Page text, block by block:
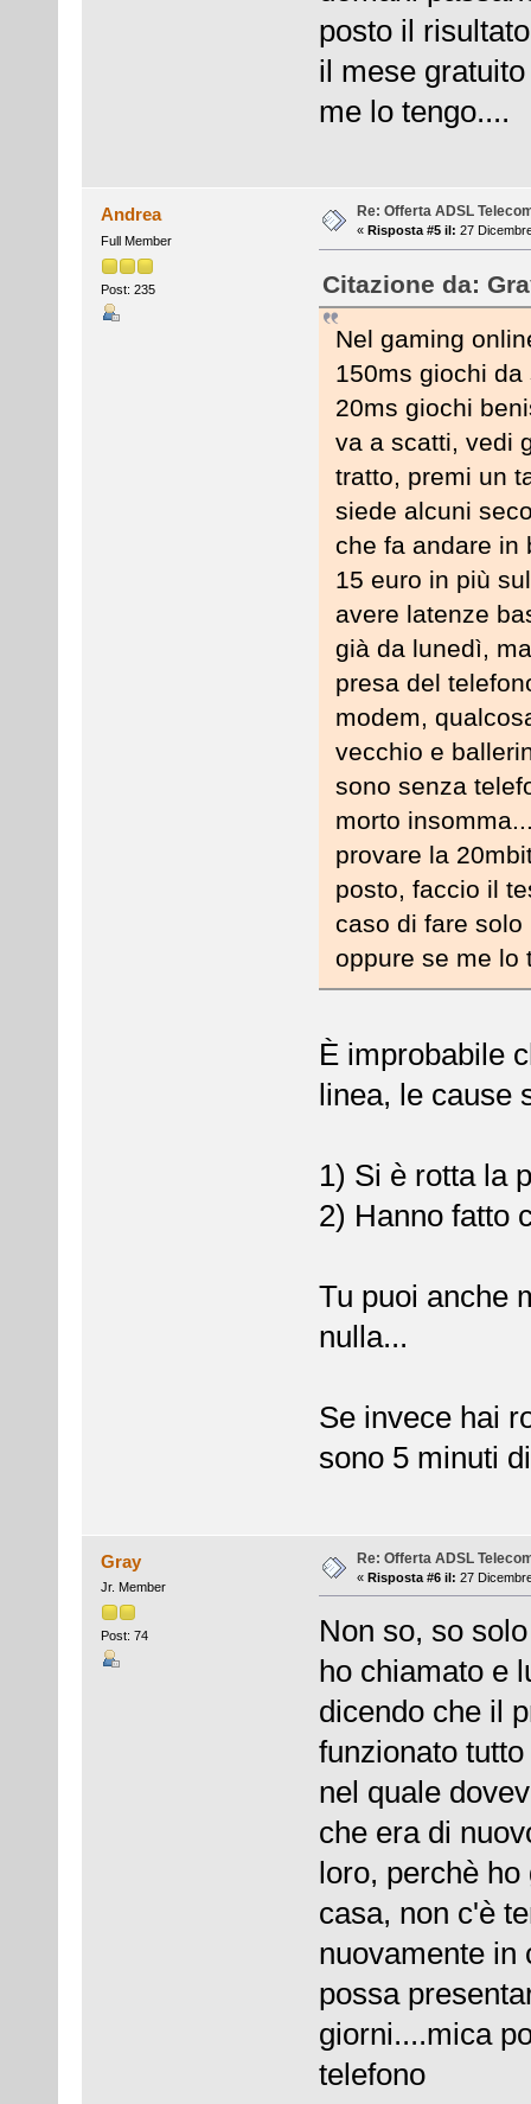
posto il
il mese
me lo tengo....
Andrea
Full Member
Post: 235
Re: Offerta ADSL
« Risposta #5 il: 27
Citazione da:
Nel gaming
150ms giochi
20ms giochi
va a scatti, vedi
tratto, premi un
siede alcuni
che fa andare in
15 euro in più
avere latenze
già da lunedì,
presa del
modem,
vecchio e
sono senza
morto
provare la
posto, faccio il
caso di fare
oppure se me lo
È improbabile
linea, le cause
1) Si è rotta la
2) Hanno fatto
Tu puoi anche
nulla...
Se invece hai
sono 5 minuti
Gray
Jr. Member
Post: 74
Re: Offerta ADSL
« Risposta #6 il: 27
Non so, so
ho chiamato e
dicendo che il
funzionato
nel quale
che era di
loro, perchè
casa, non c'è
nuovamente in
possa
giorni....mica
telefono